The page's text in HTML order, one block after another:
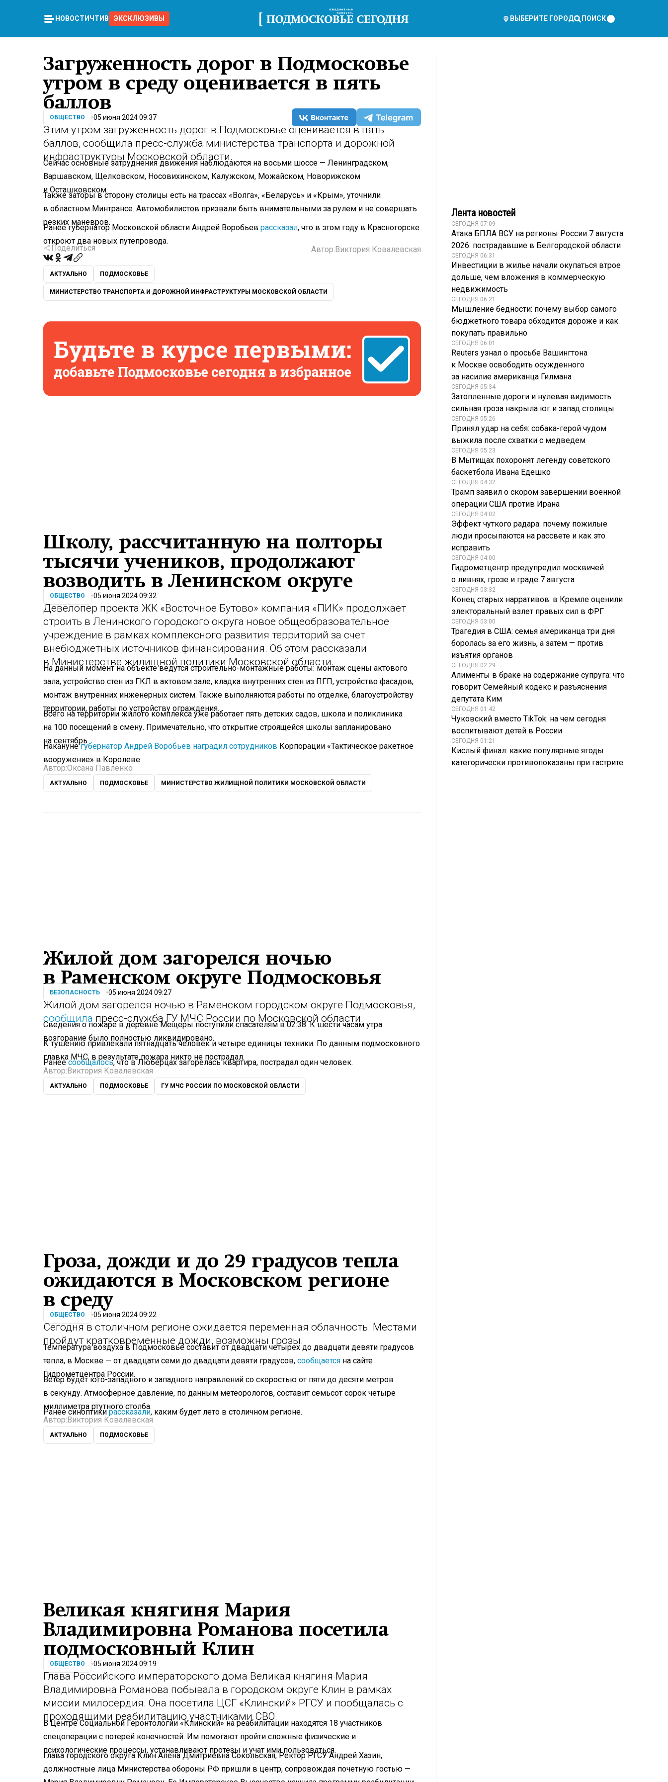
НОВОСТИ ЧТИВО ЭКСКЛЮЗИВЫ ВЫБЕРИТЕ ГОРОД ПОИСК
Загруженность дорог в Подмосковье
утром в среду оценивается в пять
баллов
ОБЩЕСТВО 05 июня 2024 09:37
Этим утром загруженность дорог в Подмосковье оценивается в пять
баллов, сообщила пресс-служба министерства транспорта и дорожной
инфраструктуры Московской области.
Сейчас основные затруднения движения наблюдаются на восьми шоссе — Ленинградском,
Варшавском, Щелковском, Носовихинском, Калужском, Можайском, Новорижском
и Осташковском.
Также заторы в сторону столицы есть на трассах «Волга», «Беларусь» и «Крым», уточнили
в областном Минтрансе. Автомобилистов призвали быть внимательными за рулем и не совершать
резких маневров.
Ранее губернатор Московской области Андрей Воробьев рассказал, что в этом году в Красногорске
откроют два новых путепровода.
Поделиться Автор:Виктория Ковалевская
АКТУАЛЬНО ПОДМОСКОВЬЕ
МИНИСТЕРСТВО ТРАНСПОРТА И ДОРОЖНОЙ ИНФРАСТРУКТУРЫ МОСКОВСКОЙ ОБЛАСТИ
Школу, рассчитанную на полторы
тысячи учеников, продолжают
возводить в Ленинском округе
ОБЩЕСТВО 05 июня 2024 09:32
Девелопер проекта ЖК «Восточное Бутово» компания «ПИК» продолжает
строить в Ленинского городского округа новое общеобразовательное
учреждение в рамках комплексного развития территорий за счет
внебюджетных источников финансирования. Об этом рассказали
в Министерстве жилищной политики Московской области.
На данный момент на объекте ведутся строительно-монтажные работы: монтаж сцены актового
зала, устройство стен из ГКЛ в актовом зале, кладка внутренних стен из ПГП, устройство фасадов,
монтаж внутренних инженерных систем. Также выполняются работы по отделке, благоустройству
территории, работы по устройству ограждения.
Всего на территории жилого комплекса уже работает пять детских садов, школа и поликлиника
на 100 посещений в смену. Примечательно, что открытие строящейся школы запланировано
на сентябрь.
Наканунегубернатор Андрей Воробьев наградил сотрудников Корпорации «Тактическое ракетное
вооружение» в Королеве.
Автор:Оксана Павленко
АКТУАЛЬНО ПОДМОСКОВЬЕ МИНИСТЕРСТВО ЖИЛИЩНОЙ ПОЛИТИКИ МОСКОВСКОЙ ОБЛАСТИ
Жилой дом загорелся ночью
в Раменском округе Подмосковья
БЕЗОПАСНОСТЬ 05 июня 2024 09:27
Жилой дом загорелся ночью в Раменском городском округе Подмосковья,
сообщила пресс-служба ГУ МЧС России по Московской области.
Сведения о пожаре в деревне Мещеры поступили спасателям в 02:38. К шести часам утра
возгорание было полностью ликвидировано.
К тушению привлекали пятнадцать человек и четыре единицы техники. По данным подмосковного
главка МЧС, в результате пожара никто не пострадал.
Ранеесообщалось, что в Люберцах загорелась квартира, пострадал один человек.
Автор: Виктория Ковалевская
АКТУАЛЬНО ПОДМОСКОВЬЕ ГУ МЧС РОССИИ ПО МОСКОВСКОЙ ОБЛАСТИ
Гроза, дожди и до 29 градусов тепла
ожидаются в Московском регионе
в среду
ОБЩЕСТВО 05 июня 2024 09:22
Сегодня в столичном регионе ожидается переменная облачность. Местами
пройдут кратковременные дожди, возможны грозы.
Температура воздуха в Подмосковье составит от двадцати четырех до двадцати девяти градусов
тепла, в Москве — от двадцати семи до двадцати девяти градусов, сообщается на сайте
Гидрометцентра России.
Ветер будет юго-западного и западного направлений со скоростью от пяти до десяти метров
в секунду. Атмосферное давление, по данным метеорологов, составит семьсот сорок четыре
миллиметра ртутного столба.
Ранее синоптикирассказали, каким будет лето в столичном регионе.
Автор: Виктория Ковалевская
АКТУАЛЬНО ПОДМОСКОВЬЕ
Великая княгиня Мария
Владимировна Романова посетила
подмосковный Клин
ОБЩЕСТВО 05 июня 2024 09:19
Глава Российского императорского дома Великая княгиня Мария
Владимировна Романова побывала в городском округе Клин в рамках
миссии милосердия. Она посетила ЦСГ «Клинский» РГСУ и пообщалась с
проходящими реабилитацию участниками СВО.
В Центре Социальной Геронтологии «Клинский» на реабилитации находятся 18 участников
спецоперации с потерей конечностей. Им помогают пройти сложные физические и
психологические процессы, устанавливают протезы и учат ими пользоваться.
Глава городского округа Клин Алена Дмитриевна Сокольская, Ректор РГСУ Андрей Хазин,
должностные лица Министерства обороны РФ пришли в центр, сопровождая почетную гостью —
Лента новостей
СЕГОДНЯ 07:09
Атака БПЛА ВСУ на регионы России 7 августа
2026: пострадавшие в Белгородской области
СЕГОДНЯ 06:31
Инвестиции в жилье начали окупаться втрое
дольше, чем вложения в коммерческую
недвижимость
СЕГОДНЯ 06:21
Мышление бедности: почему выбор самого
бюджетного товара обходится дороже и как
покупать правильно
СЕГОДНЯ 06:01
Reuters узнал о просьбе Вашингтона
к Москве освободить осужденного
за насилие американца Гилмана
СЕГОДНЯ 05:34
Затопленные дороги и нулевая видимость:
сильная гроза накрыла юг и запад столицы
СЕГОДНЯ 05:26
Принял удар на себя: собака-герой чудом
выжила после схватки с медведем
СЕГОДНЯ 05:23
В Мытищах похоронят легенду советского
баскетбола Ивана Едешко
СЕГОДНЯ 04:32
Трамп заявил о скором завершении военной
операции США против Ирана
СЕГОДНЯ 04:02
Эффект чуткого радара: почему пожилые
люди просыпаются на рассвете и как это
исправить
СЕГОДНЯ 04:00
Гидрометцентр предупредил москвичей
о ливнях, грозе и граде 7 августа
СЕГОДНЯ 03:32
Конец старых нарративов: в Кремле оценили
электоральный взлет правых сил в ФРГ
СЕГОДНЯ 03:00
Трагедия в США: семья американца три дня
боролась за его жизнь, а затем — против
изъятия органов
СЕГОДНЯ 02:29
Алименты в браке на содержание супруга: что
говорит Семейный кодекс и разъяснения
депутата Ким
СЕГОДНЯ 01:42
Чуковский вместо TikTok: на чем сегодня
воспитывают детей в России
СЕГОДНЯ 01:21
Кислый финал: какие популярные ягоды
категорически противопоказаны при гастрите